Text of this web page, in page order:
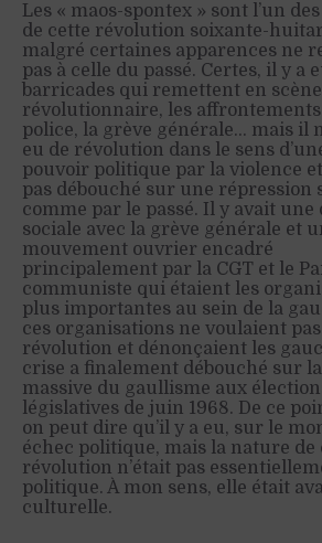
Les « maos-spontex » sont l’un
de cette révolution soixante-
malgré certaines apparences ne
pas à celle du passé. Certes, il y a
barricades qui remettent en scène
révolutionnaire, les affrontements
police, la grève générale… mais il
eu de révolution dans le sens
pouvoir politique par la violence et
pas débouché sur une répression
comme par le passé. Il y avait une
sociale avec la grève générale et
mouvement ouvrier encadré
principalement par la CGT et le
communiste qui étaient les
plus importantes au sein de la
ces organisations ne voulaient pas
révolution et dénonçaient les
crise a finalement débouché sur
massive du gaullisme aux
législatives de juin 1968. De ce
on peut dire qu’il y a eu, sur le
échec politique, mais la nature de
révolution n’était pas
politique. À mon sens, elle était
culturelle.